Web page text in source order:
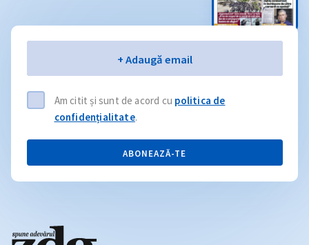
+ Adaugă email
Am citit și sunt de acord cu politica de
confidențialitate.
ABONEAZĂ-TE